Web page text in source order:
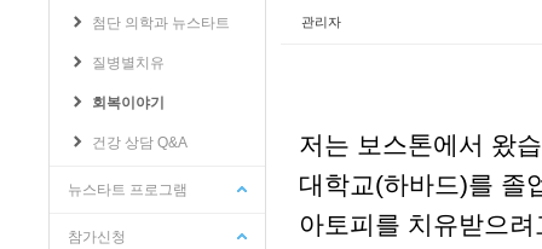
첨단 의학과 뉴스타트
질병별치유
회복이야기
건강 상담 Q&A
뉴스타트 프로그램
참가신청
관리자
저는 보스톤에서 왔
대학교(하바드)를 졸
아토피를 치유받으